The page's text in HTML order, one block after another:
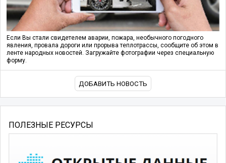
Если Вы стали свидетелем аварии, пожара, необычного погодного
явления, провала дороги или прорыва теплотрассы, сообщите об этом в
ленте народных новостей. Загружайте фотографии через специальную
форму.
ДОБАВИТЬ НОВОСТЬ
ПОЛЕЗНЫЕ РЕСУРСЫ